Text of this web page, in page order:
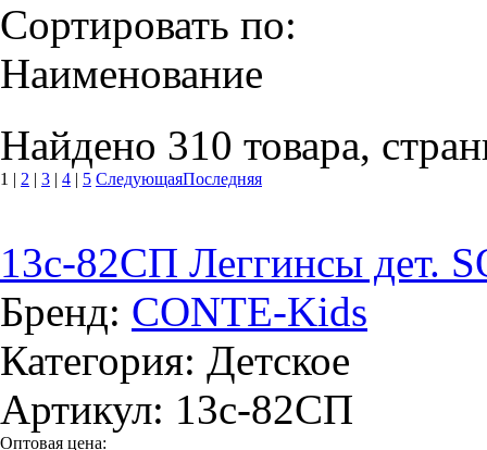
Сортировать по:
Наименование
Найдено 310 товара,
1 | 2 | 3 | 4 | 5 СледующаяПоследняя
13c-82СП Леггинсы дет.
Бренд: CONTE-Kids
Категория: Детское
Артикул: 13c-82СП
Оптовая цена: